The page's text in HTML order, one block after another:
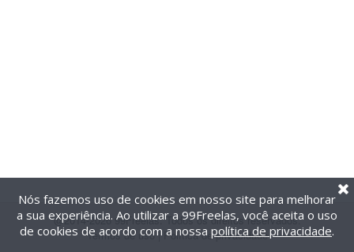
@2014-2026 99Freelas. Todos os direitos reservados.
Termos de uso| Política de privacidade
Nós fazemos uso de cookies em nosso site para melhorar
a sua experiência. Ao utilizar a 99Freelas, você aceita o uso
de cookies de acordo com a nossa política de privacidade.